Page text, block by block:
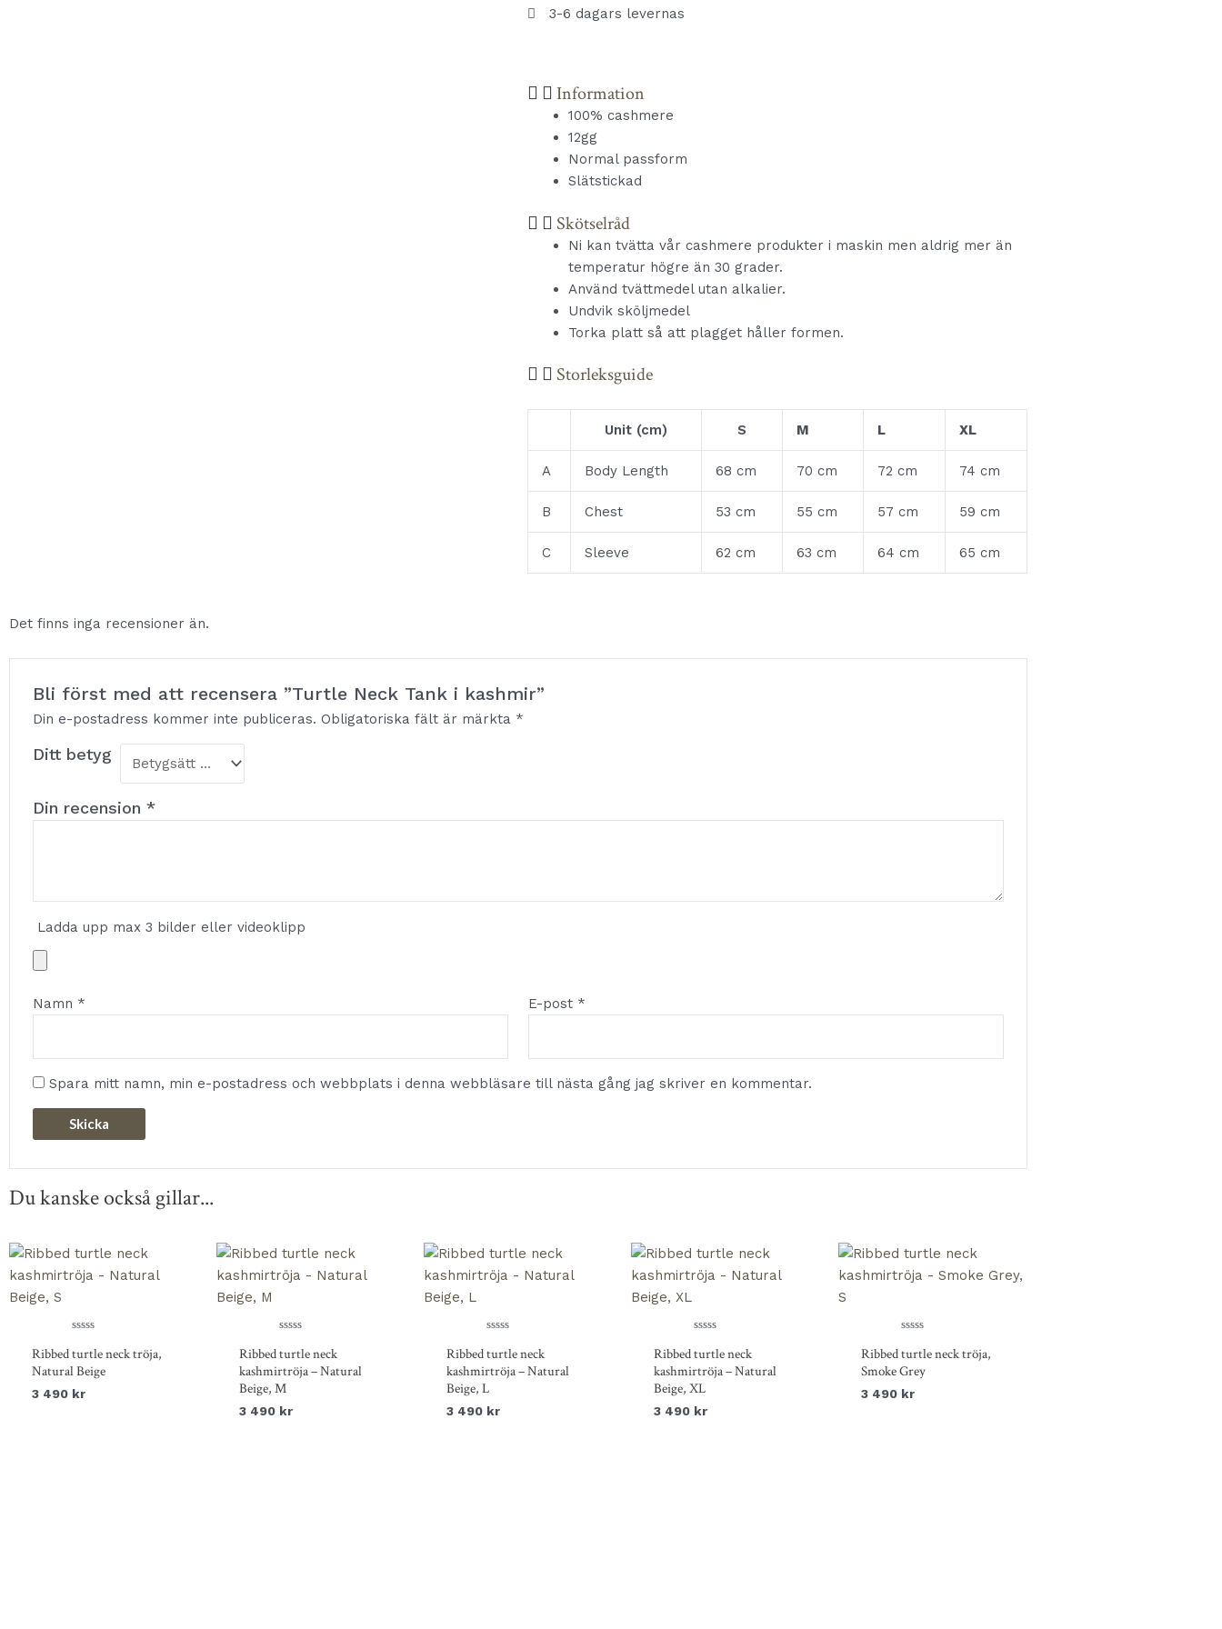
3-6 dagars levernas
Information
100% cashmere
12gg
Normal passform
Slätstickad
Skötselråd
Ni kan tvätta vår cashmere produkter i maskin men aldrig mer än
temperatur högre än 30 grader.
Använd tvättmedel utan alkalier.
Undvik sköljmedel
Torka platt så att plagget håller formen.
Storleksguide
Unit (cm) S M L XL
A Body Length 68 cm 70 cm 72 cm 74 cm
B Chest 53 cm 55 cm 57 cm 59 cm
C Sleeve 62 cm 63 cm 64 cm 65 cm
Det finns inga recensioner än.
Bli först med att recensera ”Turtle Neck Tank i kashmir”
Din e-postadress kommer inte publiceras. Obligatoriska fält är märkta *
Ditt betyg
Din recension*
Ladda upp max 3 bilder eller videoklipp
Namn * E-post *
Spara mitt namn, min e-postadress och webbplats i denna webbläsare till nästa gång jag skriver en kommentar.
Du kanske också gillar...
0
av
5
Ribbed turtle neck tröja,
Natural Beige
3 490 kr
0
5
Ribbed turtle neck
kashmirtröja – Natural
Beige, M
3 490 kr
0
5
Ribbed turtle neck
kashmirtröja – Natural
Beige, L
3 490 kr
0
5
Ribbed turtle neck
kashmirtröja – Natural
Beige, XL
3 490 kr
0
av
5
Ribbed turtle neck tröja,
Smoke Grey
3 490 kr